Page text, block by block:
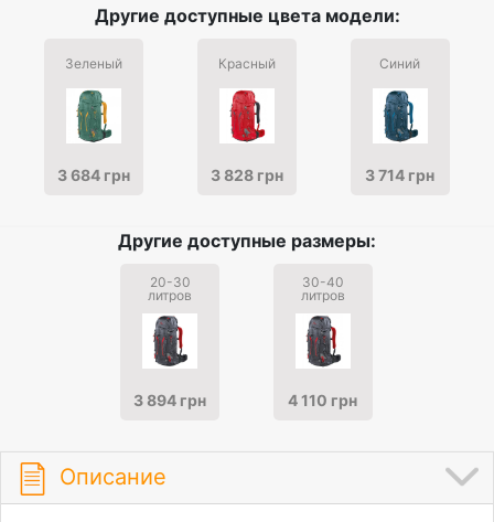
Другие доступные цвета модели:
Зеленый
3 684 грн
Красный
3 828 грн
Синий
3 714 грн
Другие доступные размеры:
20-30
литров
3 894 грн
30-40
литров
4 110 грн
Описание